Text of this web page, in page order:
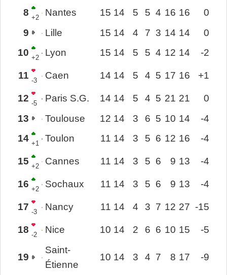
8 +2 Nantes 15 14 5 5 4 16 16
0
9
Lille 15 14 4 7 3 14 14
0
10 +2 Lyon 15 14 5 5 4 12 14 -2
11 -3 Caen 14 14 5 4 5 17 16 +1
12 -5 Paris S.G. 14 14 5 4 5 21 21
0
13
Toulouse 12 14 3 6 5 10 14
-4
14 +1 Toulon 11 14 3 5 6 12 16 -4
15 +2 Cannes 11 14 3 5 6 9 13 -4
16 +2 Sochaux 11 14 3 5 6 9 13 -4
17 -3 Nancy 11 14 4 3 7 12 27 -15
18 -2 Nice 10 14 2 6 6 10 15 -5
19
Saint-
Étienne
10 14 3 4 7 8 17 -9